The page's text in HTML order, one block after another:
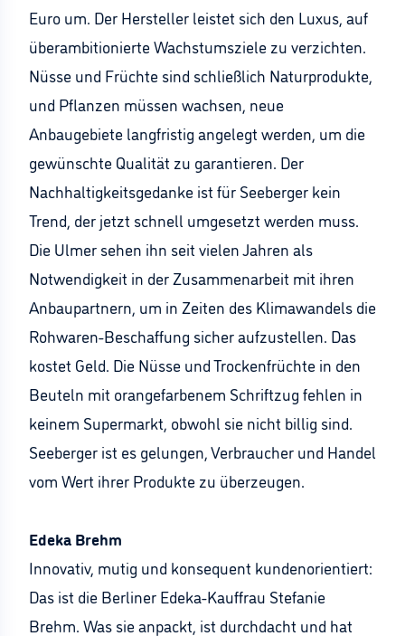
Euro um. Der Hersteller leistet sich den Luxus, auf
überambitionierte Wachstumsziele zu verzichten.
Nüsse und Früchte sind schließlich Naturprodukte,
und Pflanzen müssen wachsen, neue
Anbaugebiete langfristig angelegt werden, um die
gewünschte Qualität zu garantieren. Der
Nachhaltigkeitsgedanke ist für Seeberger kein
Trend, der jetzt schnell umgesetzt werden muss.
Die Ulmer sehen ihn seit vielen Jahren als
Notwendigkeit in der Zusammenarbeit mit ihren
Anbaupartnern, um in Zeiten des Klimawandels die
Rohwaren-Beschaffung sicher aufzustellen. Das
kostet Geld. Die Nüsse und Trockenfrüchte in den
Beuteln mit orangefarbenem Schriftzug fehlen in
keinem Supermarkt, obwohl sie nicht billig sind.
Seeberger ist es gelungen, Verbraucher und Handel
vom Wert ihrer Produkte zu überzeugen.
Edeka Brehm
Innovativ, mutig und konsequent kundenorientiert:
Das ist die Berliner Edeka-Kauffrau Stefanie
Brehm. Was sie anpackt, ist durchdacht und hat